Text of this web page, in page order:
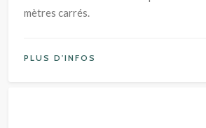
mètres carrés.
PLUS D'INFOS